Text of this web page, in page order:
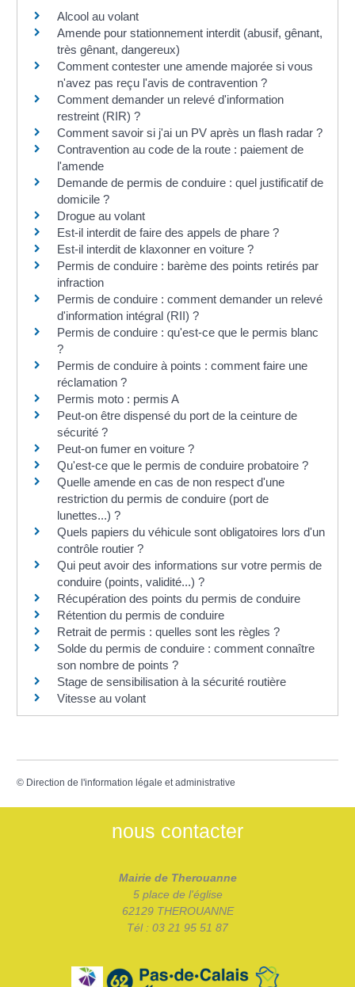
Alcool au volant
Amende pour stationnement interdit (abusif, gênant,
très gênant, dangereux)
Comment contester une amende majorée si vous
n'avez pas reçu l'avis de contravention ?
Comment demander un relevé d'information
restreint (RIR) ?
Comment savoir si j'ai un PV après un flash radar ?
Contravention au code de la route : paiement de
l'amende
Demande de permis de conduire : quel justificatif de
domicile ?
Drogue au volant
Est-il interdit de faire des appels de phare ?
Est-il interdit de klaxonner en voiture ?
Permis de conduire : barème des points retirés par
infraction
Permis de conduire : comment demander un relevé
d'information intégral (RII) ?
Permis de conduire : qu'est-ce que le permis blanc
?
Permis de conduire à points : comment faire une
réclamation ?
Permis moto : permis A
Peut-on être dispensé du port de la ceinture de
sécurité ?
Peut-on fumer en voiture ?
Qu'est-ce que le permis de conduire probatoire ?
Quelle amende en cas de non respect d'une
restriction du permis de conduire (port de
lunettes...) ?
Quels papiers du véhicule sont obligatoires lors d'un
contrôle routier ?
Qui peut avoir des informations sur votre permis de
conduire (points, validité...) ?
Récupération des points du permis de conduire
Rétention du permis de conduire
Retrait de permis : quelles sont les règles ?
Solde du permis de conduire : comment connaître
son nombre de points ?
Stage de sensibilisation à la sécurité routière
Vitesse au volant
© Direction de l'information légale et administrative
nous contacter
Mairie de Therouanne
5 place de l'église
62129 THEROUANNE
Tél : 03 21 95 51 87